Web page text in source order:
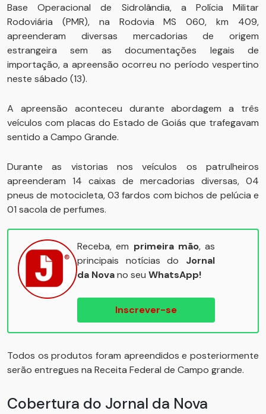
Base Operacional de Sidrolândia, a Polícia Militar
Rodoviária (PMR), na Rodovia MS 060, km 409,
apreenderam diversas mercadorias de origem
estrangeira sem as documentações legais de
importação, a apreensão ocorreu no período vespertino
neste sábado (13).
A apreensão aconteceu durante abordagem a três
veículos com placas do Estado de Goiás que trafegavam
sentido a Campo Grande.
Durante as vistorias nos veículos os patrulheiros
apreenderam 14 caixas de mercadorias diversas, 04
pneus de motocicleta, 03 fardos com bichos de pelúcia e
01 sacola de perfumes.
Receba, em primeira mão, as
principais notícias do Jornal
da Novano seu WhatsApp!
Inscrever-se
Todos os produtos foram apreendidos e posteriormente
serão entregues na Receita Federal de Campo grande.
Cobertura do Jornal da Nova